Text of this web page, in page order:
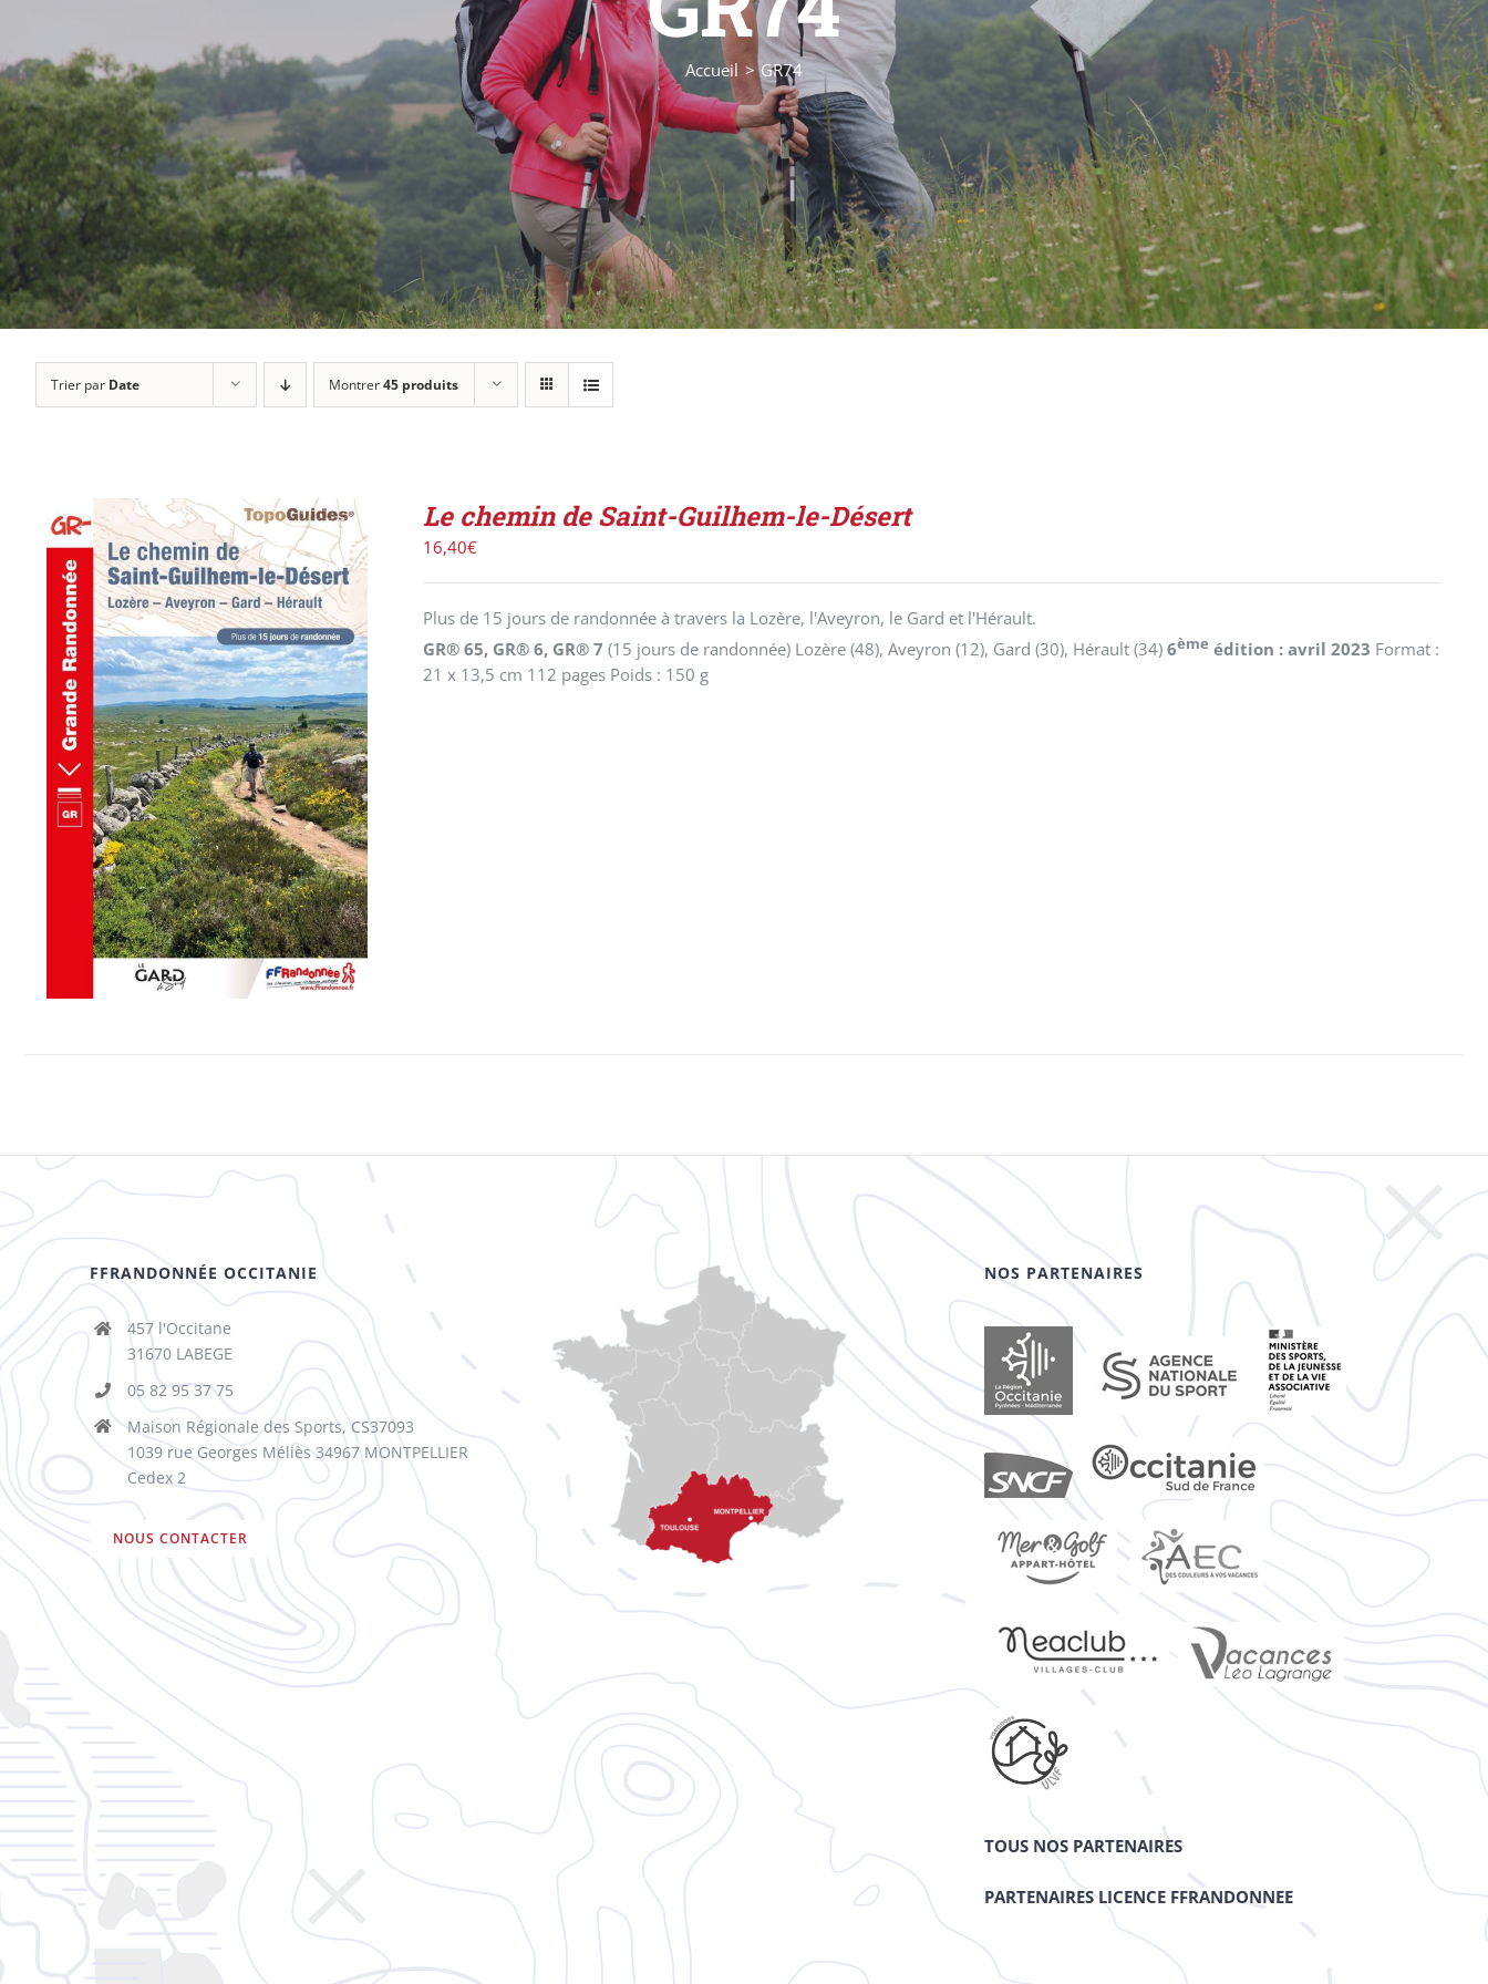
Accueil GR74
Trier par Date Montrer45 produits
AJOUTER AU PANIER / DÉTAILS
Le chemin de Saint-Guilhem-le-Désert
16,40€
Plus de 15 jours de randonnée à travers la Lozère, l'Aveyron, le Gard et l'Hérault.
GR® 65, GR® 6, GR® 7(15 jours de randonnée) Lozère (48), Aveyron (12), Gard (30), Hérault (34)6ème édition : avril 2023 Format :
21 x 13,5 cm 112 pages Poids : 150 g
FFRANDONNÉE OCCITANIE
457 l'Occitane
31670 LABEGE
05 82 95 37 75
Maison Régionale des Sports, CS37093
1039 rue Georges Méliès 34967 MONTPELLIER
Cedex 2
NOUS CONTACTER
NOS PARTENAIRES
TOUS NOS PARTENAIRES
PARTENAIRES LICENCE FFRANDONNEE